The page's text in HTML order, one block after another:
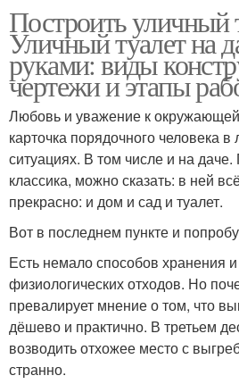
Построить уличный
Уличный туалет на
руками: виды
чертежи и этапы
Любовь и уважение к
карточка порядочного человека
ситуациях. В том числе и на
классика, можно сказать: в ней
прекрасно: и дом и сад и туалет.
Вот в последнем пункте и
Есть немало способов хранения
физиологических отходов. Но
превалирует мнение о том, что
дёшево и практично. В третьем
возводить отхожее место с
странно.